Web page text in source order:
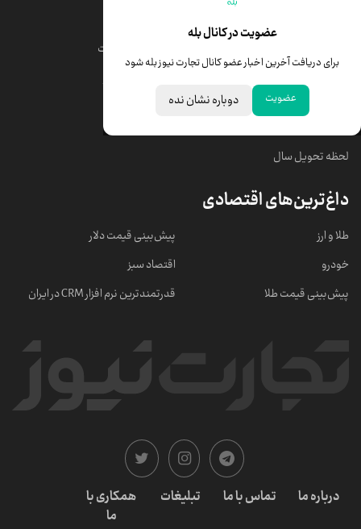
عضویت در کانال بله
برای دریافت آخرین اخبار عضو کانال تجارت نیوز بله شود
عضویت دوباره نشان نده
قیمت درهم امارات
خبرهای مهم
لحظه تحویل سال
داغ‌ترین‌های اقتصادی
طلا و ارز
خودرو
پیش‌بینی قیمت طلا
پیش‌بینی قیمت دلار
اقتصاد سبز
قدرتمندترین نرم‌ افزار CRM در ایران
درباره ما تماس با ما تبلیغات
همکاری با
ما